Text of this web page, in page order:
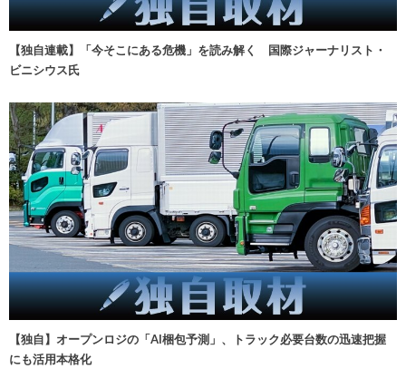
【独自連載】「今そこにある危機」を読み解く 国際ジャーナリスト・
ビニシウス氏
【独自】オープンロジの「AI梱包予測」、トラック必要台数の迅速把握
にも活用本格化